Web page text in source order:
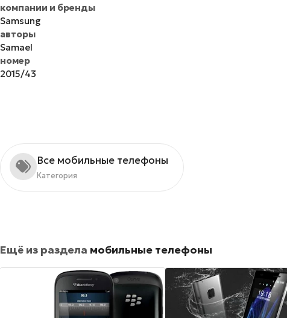
компании и бренды
Samsung
авторы
Samael
номер
2015/43
Все мобильные телефоны
Категория
Ещё из раздела мобильные телефоны